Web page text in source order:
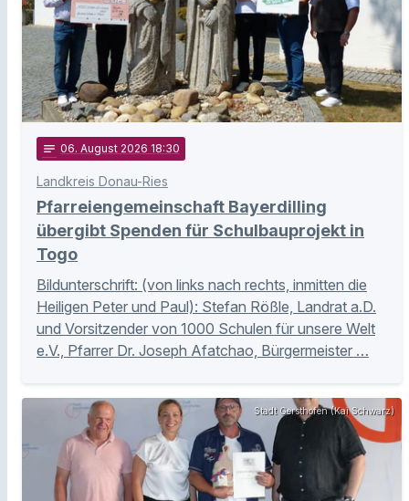
notes 06. August 2026 18:30
Landkreis Donau-Ries
Pfarreiengemeinschaft Bayerdilling
übergibt Spenden für Schulbauprojekt in
Togo
Bildunterschrift: (von links nach rechts, inmitten die
Heiligen Peter und Paul): Stefan Rößle, Landrat a.D.
und Vorsitzender von 1000 Schulen für unsere Welt
e.V., Pfarrer Dr. Joseph Afatchao, Bürgermeister …
Stadt Gersthofen (Kai Schwarz)